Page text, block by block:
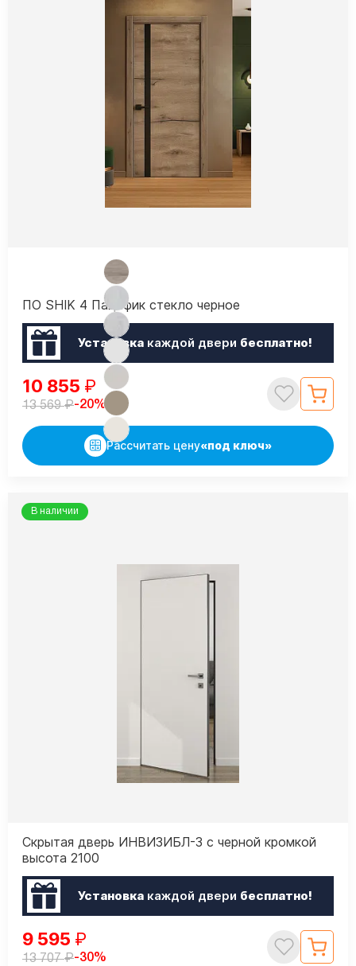
ПО SHIK 4 Пацифик стекло черное
Установкакаждой двери бесплатно!
10 855 ₽
13 569₽-20%
Рассчитать цену«под ключ»
В наличии
Скрытая дверь ИНВИЗИБЛ-3 с черной кромкой
высота 2100
Установкакаждой двери бесплатно!
9 595 ₽
13 707₽-30%